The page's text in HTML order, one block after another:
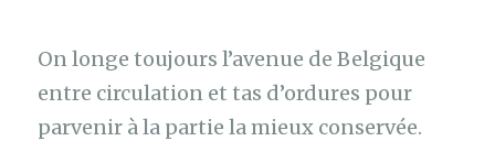
On longe toujours l’avenue de Belgique
entre circulation et tas d’ordures pour
parvenir à la partie la mieux conservée.